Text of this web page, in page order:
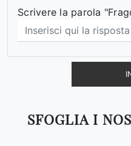
SFOGLIA I
Scrivere la parola